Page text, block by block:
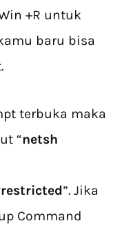
+R untuk
baru bisa
terbuka maka
“netsh
”. Jika
Command